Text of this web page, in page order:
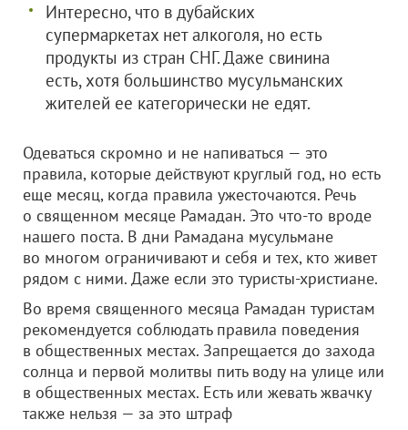
Интересно, что в дубайских
супермаркетах нет алкоголя, но есть
продукты из стран СНГ. Даже свинина
есть, хотя большинство мусульманских
жителей ее категорически не едят.
Одеваться скромно и не напиваться — это
правила, которые действуют круглый год, но есть
еще месяц, когда правила ужесточаются. Речь
о священном месяце Рамадан. Это что-то вроде
нашего поста. В дни Рамадана мусульмане
во многом ограничивают и себя и тех, кто живет
рядом с ними. Даже если это туристы-христиане.
Во время священного месяца Рамадан туристам
рекомендуется соблюдать правила поведения
в общественных местах. Запрещается до захода
солнца и первой молитвы пить воду на улице или
в общественных местах. Есть или жевать жвачку
также нельзя — за это штраф